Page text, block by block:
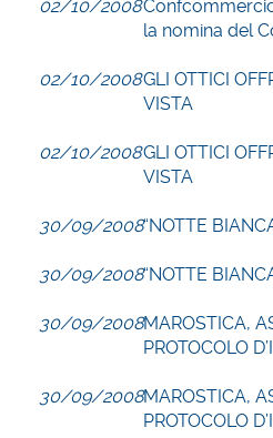
02/10/2008
la nomina del
02/10/2008GLI OTTICI
VISTA
02/10/2008GLI OTTICI
VISTA
30/09/2008“NOTTE
30/09/2008“NOTTE
30/09/2008MAROSTICA,
PROTOCOLO
30/09/2008MAROSTICA,
PROTOCOLO